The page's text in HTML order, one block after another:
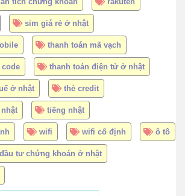
sim giá rẻ ở nhật
thanh toán mã vạch
code thanh toán điện tử ở nhật
ở nhật thẻ credit
tiếng nhật
wifi wifi cố định ô tô
đầu tư chứng khoán ở nhật